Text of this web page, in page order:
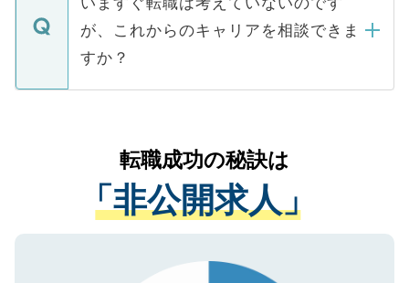
に、医療機関が求める条件に合った人材の
みを人材紹介会社に依頼するケースが増え
ています。
などで収集したご登録者様の個人情報は、
ご本人のキャリアアップおよび転職活動の
支援を目的に使用いたします。お預かりし
ているすべての個人データはご本人の許可
は、個人情報の取り扱いについての厳密な
管理基準を満たした事業者のみに付与され
る、プライバシーマークを取得済みです。
で、機密保持に関してもご安心ください。
が、これからのキャリアを相談できま
すか？
かがいして、現在の医療機関の状況や紹介
経験をまじえながら、適切なアドバイスを
させていただきます。すぐにご転職をされ
ない方には、長期的なサポートが可能です
ので、まずはご登録ください。
転職成功の秘訣は
「非公開求人」